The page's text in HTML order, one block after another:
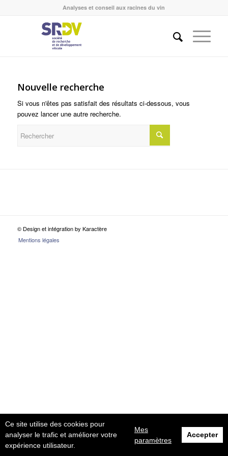
Analyses et conseil aux racines du vin
Nouvelle recherche
Si vous n'êtes pas satisfait des résultats ci-dessous, vous
pouvez lancer une autre recherche.
© Design et intégration by Karactère
Mentions légales
Ce site utilise des cookies pour
analyser le trafic et améliorer votre
expérience utilisateur.
Mes
paramètres
Accepter